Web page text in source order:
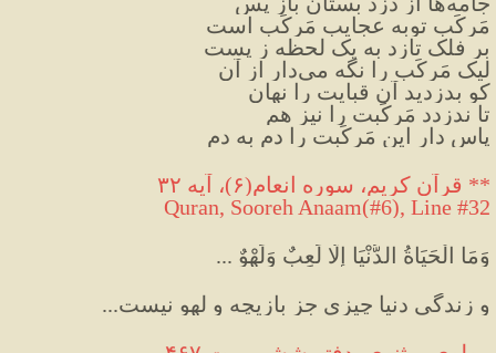
مَرکَبِ توبه عجایب مَرکَب است
بر فلک تازد به یک لحظه ز پست
لیک مَرکَب را نگه می‌دار از آن
کو بدزدید آن قبایت را نهان
تا ندزدد مَرکَبت را نیز هم
پاس دار این مَرکَبت را دم به دم
** قرآن كريم، سوره انعام(۶)، آيه ۳۲
Quran, Sooreh Anaam(#6), Line #32
وَمَا الْحَيَاةُ الدُّنْيَا إِلَّا لَعِبٌ وَلَهْوٌ ...
و زندگى دنيا چيزى جز بازيچه و لهو نيست...